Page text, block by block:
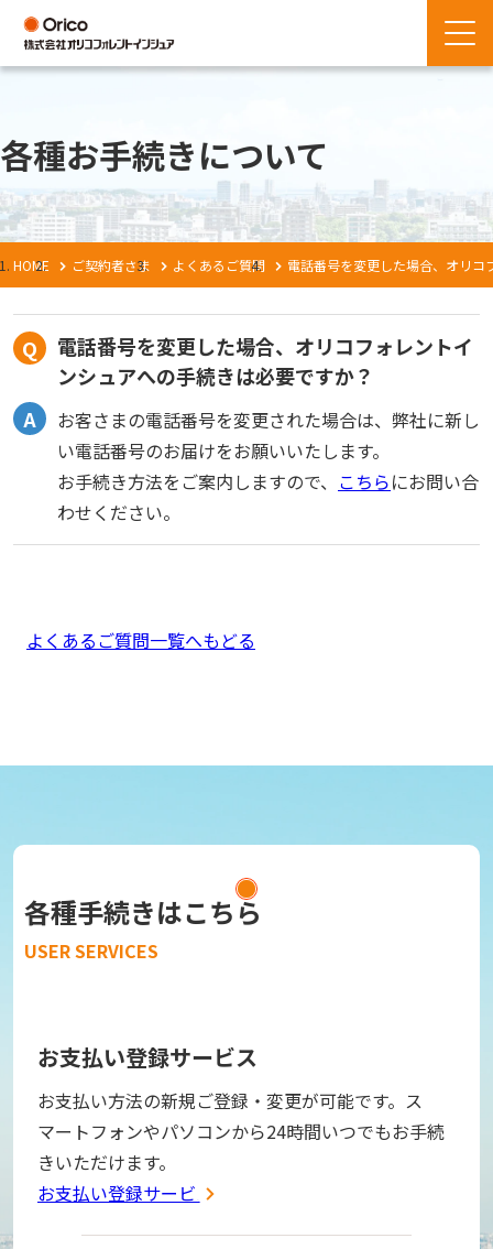
各種お手続きについて
HOME ご契約者さま よくあるご質問 電話番号を変更した場合、オリ
電話番号を変更した場合、オリコフォレントイ
ンシュアへの手続きは必要ですか？
お客さまの電話番号を変更された場合は、弊社に新し
い電話番号のお届けをお願いいたします。
お手続き方法をご案内しますので、 こちらにお問い合
わせください。
よくあるご質問一覧へもどる
各種手続きはこちら
USER SERVICES
お支払い登録サービス
お支払い方法の新規ご登録・変更が可能です。ス
マートフォンやパソコンから24時間いつでもお手続
きいただけます。
お支払い登録サービス